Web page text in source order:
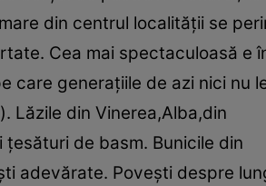
din centrul localităţii se
Cea mai spectaculoasă e
care generaţiile de azi nici nu
Lăzile din Vinerea,Alba,din
de basm. Bunicile din
adevărate. Poveşti despre